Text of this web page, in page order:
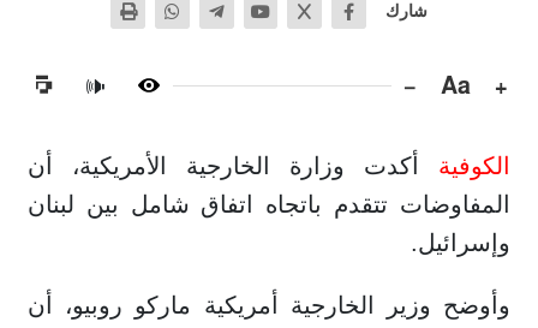
شارك
+
Aa
−
🔊
الكوفية أكدت وزارة الخارجية الأمريكية، أن
المفاوضات تتقدم باتجاه اتفاق شامل بين لبنان
وإسرائيل.
وأوضح وزير الخارجية أمريكية ماركو روبيو، أن